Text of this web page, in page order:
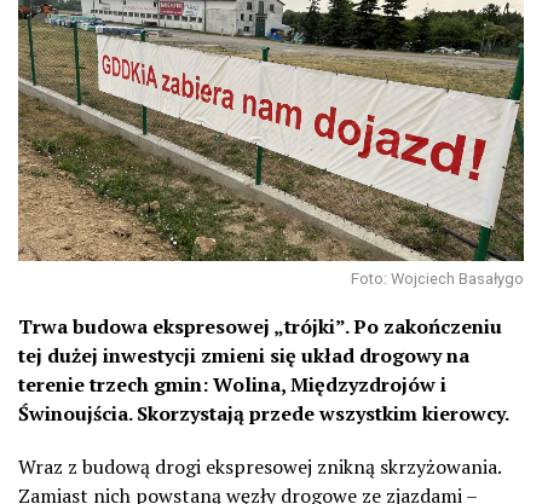
Foto: Wojciech Basałygo
Trwa budowa ekspresowej „trójki”. Po zakończeniu
tej dużej inwestycji zmieni się układ drogowy na
terenie trzech gmin: Wolina, Międzyzdrojów i
Świnoujścia. Skorzystają przede wszystkim kierowcy.
Wraz z budową drogi ekspresowej znikną skrzyżowania.
Zamiast nich powstaną węzły drogowe ze zjazdami –